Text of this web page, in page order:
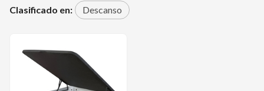
Clasificado en: Descanso